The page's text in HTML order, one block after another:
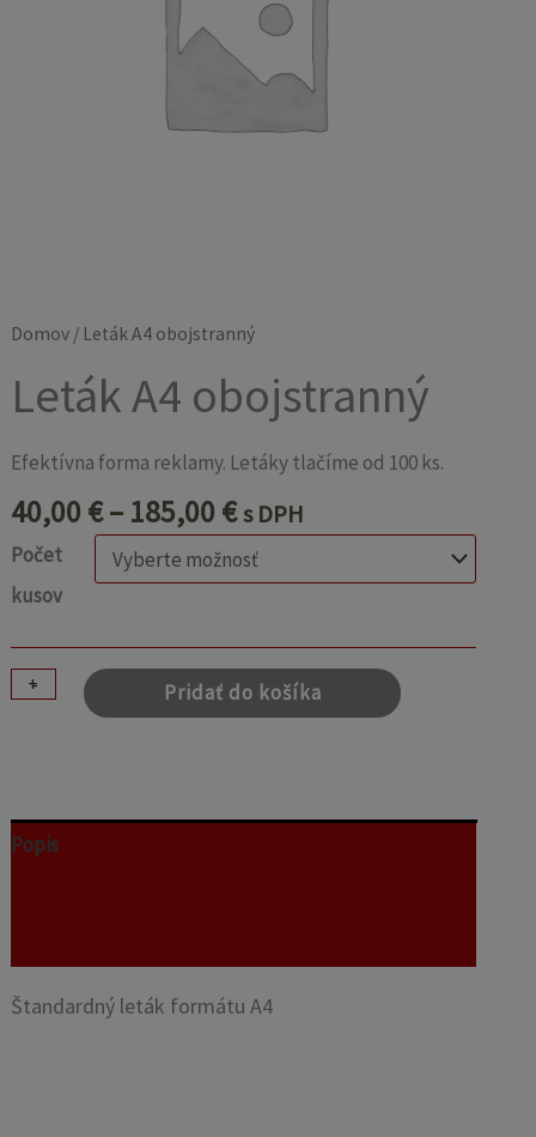
Domov / Leták A4 obojstranný
Leták A4 obojstranný
Efektívna forma reklamy. Letáky tlačíme od 100 ks.
40,00 €– 185,00 €s DPH
Počet
kusov
-
+ Pridať do košíka
Popis
Štandardný leták formátu A4